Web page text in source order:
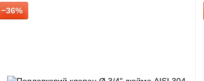
−36%